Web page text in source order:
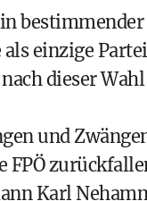
als einzige
dieser
und
Karl